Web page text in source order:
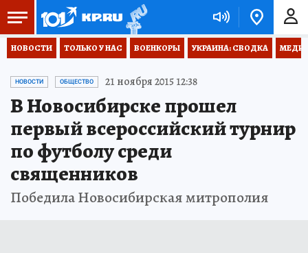
НОВОСТИ ТОЛЬКО У НАС ВОЕНКОРЫ УКРАИНА: СВОДКА
НОВОСТИ ОБЩЕСТВО 21 ноября 2015 12:38
В Новосибирске прошел
первый всероссийский турнир
по футболу среди
священников
Победила Новосибирская митрополия